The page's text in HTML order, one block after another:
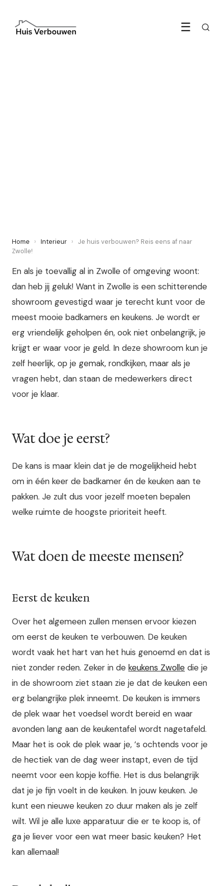
☰
Home › Interieur ›
Je huis verbouwen? Reis eens af naar
Zwolle!
En als je toevallig al in Zwolle of omgeving woont:
dan heb jij geluk! Want in Zwolle is een schitterende
showroom gevestigd waar je terecht kunt voor de
meest mooie badkamers en keukens. Je wordt er
erg vriendelijk geholpen én, ook niet onbelangrijk, je
krijgt er waar voor je geld. In deze showroom kun je
zelf heerlijk, op je gemak, rondkijken, maar als je
vragen hebt, dan staan de medewerkers direct
voor je klaar.
Wat doe je eerst?
De kans is maar klein dat je de mogelijkheid hebt
om in één keer de badkamer én de keuken aan te
pakken. Je zult dus voor jezelf moeten bepalen
welke ruimte de hoogste prioriteit heeft.
Wat doen de meeste mensen?
Eerst de keuken
Over het algemeen zullen mensen ervoor kiezen
om eerst de keuken te verbouwen. De keuken
wordt vaak het hart van het huis genoemd en dat is
niet zonder reden. Zeker in de keukens Zwolle die je
in de showroom ziet staan zie je dat de keuken een
erg belangrijke plek inneemt. De keuken is immers
de plek waar het voedsel wordt bereid en waar
avonden lang aan de keukentafel wordt nagetafeld.
Maar het is ook de plek waar je, ‘s ochtends voor je
de hectiek van de dag weer instapt, even de tijd
neemt voor een kopje koffie. Het is dus belangrijk
dat je je fijn voelt in de keuken. In jouw keuken. Je
kunt een nieuwe keuken zo duur maken als je zelf
wilt. Wil je alle luxe apparatuur die er te koop is, of
ga je liever voor een wat meer basic keuken? Het
kan allemaal!